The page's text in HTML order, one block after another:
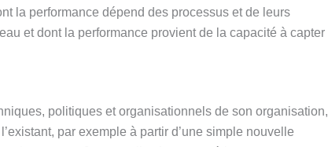
la performance dépend des processus et de leurs
et dont la performance provient de la capacité à capter
politiques et organisationnels de son organisation,
par exemple à partir d’une simple nouvelle